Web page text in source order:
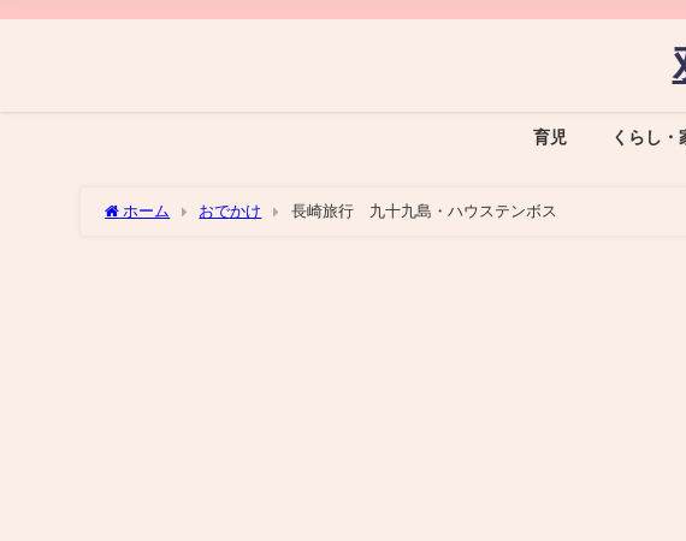
育児 くらし・
ホーム おでかけ 長崎旅行 九十九島・ハウステンボス